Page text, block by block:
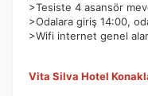
>Tesiste 4 asansör
>Odalara giriş 14:00,
>Wifi internet genel
Vita Silva Hotel